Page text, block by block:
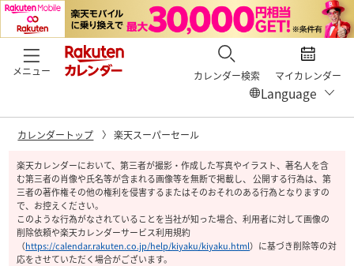
メニュー カレンダー検索 マイカレンダー
カレンダートップ 楽天スーパーセール
楽天カレンダーにおいて、第三者が撮影・作成した写真やイラスト、著名人を含
む第三者の肖像や氏名等が含まれる画像等を無断で掲載し、 公開する行為は、第
三者の著作権その他の権利を侵害するまたはそのおそれのある行為となりますの
で、お控えください。
このような行為がなされていることを当社が知った場合、利用者に対して画像の
削除依頼や楽天カレンダーサービス利用規約
（https://calendar.rakuten.co.jp/help/kiyaku/kiyaku.html） に基づき削除等の対
応をさせていただく場合がございます。